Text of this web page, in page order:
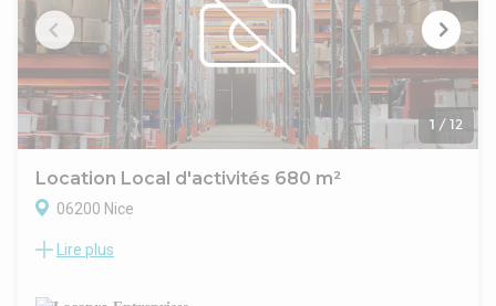
1 / 12
Location Local d'activités 680 m²
06200 Nice
Le cabinet Locopro Entreprises vous propose à la location un
idéalement situé sur la Route de Canta Galet à Nice. Ce bien
Lire plus